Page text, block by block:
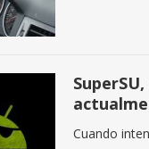
Cuando